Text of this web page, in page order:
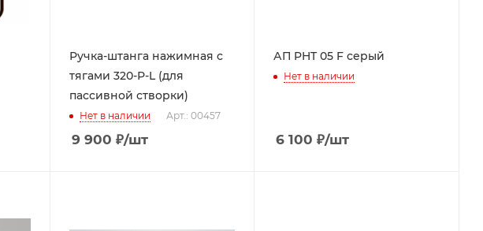
Ручка-штанга нажимная с
тягами 320-Р-L (для
пассивной створки)
Нет в наличии Арт.: 00457
9 900 ₽/шт
АП PHT 05 F серый
Нет в наличии
6 100 ₽/шт